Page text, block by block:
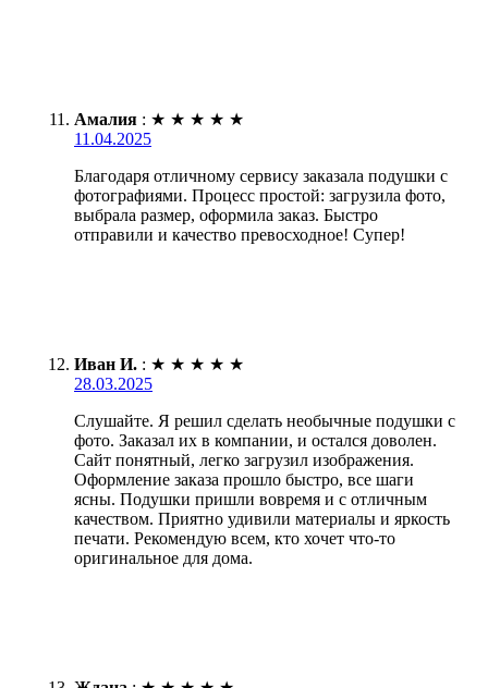
Амалия : ★ ★ ★ ★ ★
11.04.2025
Благодаря отличному сервису заказала подушки с
фотографиями. Процесс простой: загрузила фото,
выбрала размер, оформила заказ. Быстро
отправили и качество превосходное! Супер!
Иван И. : ★ ★ ★ ★ ★
28.03.2025
Слушайте. Я решил сделать необычные подушки с
фото. Заказал их в компании, и остался доволен.
Сайт понятный, легко загрузил изображения.
Оформление заказа прошло быстро, все шаги
ясны. Подушки пришли вовремя и с отличным
качеством. Приятно удивили материалы и яркость
печати. Рекомендую всем, кто хочет что-то
оригинальное для дома.